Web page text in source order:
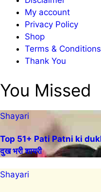
My account
Privacy Policy
Shop
Terms & Conditions
Thank You
You Missed
Shayari
Top 51+ Pati Patni ki
दुख भरी शायरी
Shayari